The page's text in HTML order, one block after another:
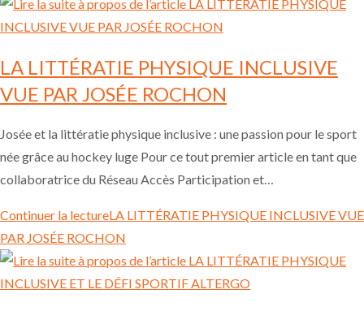
LA LITTÉRATIE PHYSIQUE INCLUSIVE
VUE PAR JOSÉE ROCHON
Josée et la littératie physique inclusive : une passion pour le sport
née grâce au hockey luge Pour ce tout premier article en tant que
collaboratrice du Réseau Accès Participation et…
Continuer la lectureLA LITTÉRATIE PHYSIQUE INCLUSIVE VUE
PAR JOSÉE ROCHON